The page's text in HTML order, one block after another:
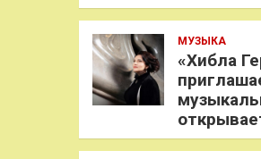
МУЗЫКА
«Хибла